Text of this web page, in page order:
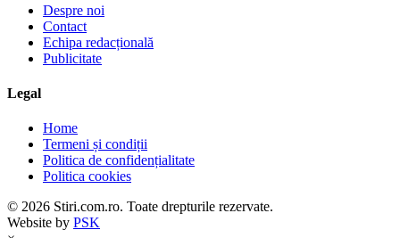
Despre noi
Contact
Echipa redacțională
Publicitate
Legal
Home
Termeni și condiții
Politica de confidențialitate
Politica cookies
© 2026 Stiri.com.ro. Toate drepturile rezervate.
Website by PSK